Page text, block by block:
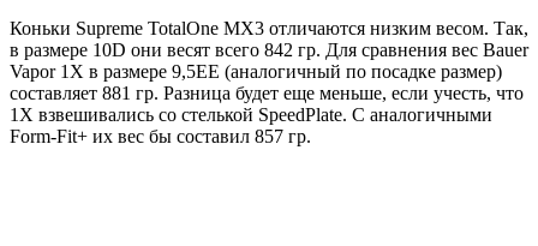
Коньки Supreme TotalOne MX3 отличаются низким весом. Так,
в размере 10D они весят всего 842 гр. Для сравнения вес Bauer
Vapor 1X в размере 9,5ЕЕ (аналогичный по посадке размер)
составляет 881 гр. Разница будет еще меньше, если учесть, что
1Х взвешивались со стелькой SpeedPlate. С аналогичными
Form-Fit+ их вес бы составил 857 гр.